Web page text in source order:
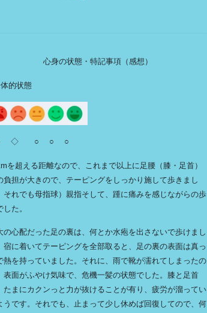
心身の状態・特記事項（感想）
的状態
◇ ○ ○ ○
を超える距離なので、これまで以上に足腰（膝・足首）
負担が大きので、テーピングをしっかり施して歩きまし
それでも母指球）親指そして、踵に痛みを感じながらの歩
した。
の心配だった足の裏は、何とか水疱を出さないで歩けまし
宿に着いてテーピングを全部取ると、足の裏の表面は真っ
熱を持っていました。それに、雨で靴が濡れてしまったの
表面がふやけ気味で、危機一髪の状態でした。膝と足首
たまにカクンっと力が抜けることが有り、疲労が溜ってい
うです。それでも、止まって少し休めば回復してので、何